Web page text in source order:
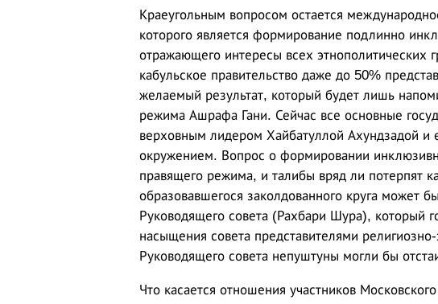
Краеугольным вопросом остается
которого является формирование подлинно
отражающего интересы всех этнополитических
кабульское правительство даже до 50%
желаемый результат, который будет лишь
режима Ашрафа Гани. Сейчас все основные
верховным лидером Хайбатуллой Ахундзадой и
окружением. Вопрос о формировании
правящего режима, и талибы вряд ли потерпят
образовавшегося заколдованного круга может
Руководящего совета (Рахбари Шура), который
насыщения совета представителями
Руководящего совета непуштуны могли бы
Что касается отношения участников